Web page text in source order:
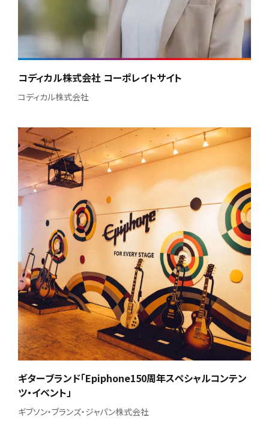
コディカル株式会社 コーポレイトサイト
コディカル株式会社
ギターブランド「Epiphone150周年スペシャルコンテン
ツ・イベント」
ギブソン・ブランズ・ジャパン株式会社